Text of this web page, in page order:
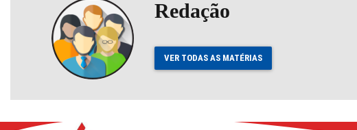
Redação
VER TODAS AS MATÉRIAS